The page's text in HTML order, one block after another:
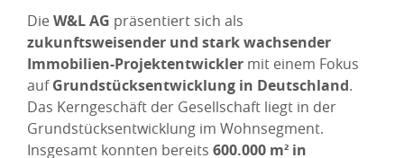
Die W&L AG präsentiert sich als
zukunftsweisender und stark wachsender
Immobilien-Projektentwickler mit einem Fokus
aufGrundstücksentwicklung in Deutschland.
Das Kerngeschäft der Gesellschaft liegt in der
Grundstücksentwicklung im Wohnsegment.
Insgesamt konnten bereits 600.000 m² in